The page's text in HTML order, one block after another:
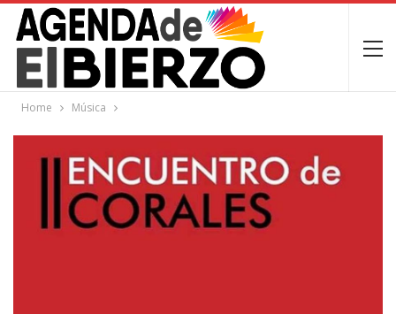
Home Música